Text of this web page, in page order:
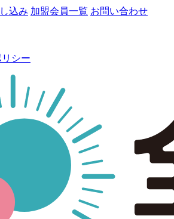
込み 加盟会員一覧 お問い合わせ
シー